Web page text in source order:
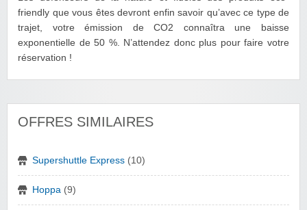
friendly que vous êtes devront enfin savoir qu’avec ce type de
trajet, votre émission de CO2 connaîtra une baisse
exponentielle de 50 %. N’attendez donc plus pour faire votre
réservation !
OFFRES SIMILAIRES
Supershuttle Express (10)
Hoppa (9)